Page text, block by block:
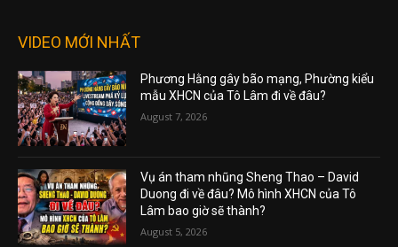
VIDEO MỚI NHẤT
Phương Hằng gây bão mạng, Phường kiểu
mẫu XHCN của Tô Lâm đi về đâu?
August 7, 2026
Vụ án tham nhũng Sheng Thao – David
Duong đi về đâu? Mô hình XHCN của Tô
Lâm bao giờ sẽ thành?
August 5, 2026